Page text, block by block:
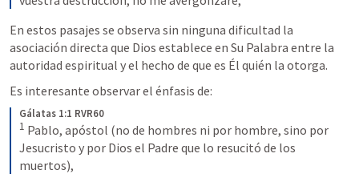
En estos pasajes se observa sin ninguna dificultad la
asociación directa que Dios establece en Su Palabra entre la
autoridad espiritual y el hecho de que es Él quién la otorga.
Es interesante observar el énfasis de:
Gálatas 1:1 RVR60
1 Pablo, apóstol (no de hombres ni por hombre, sino por
Jesucristo y por Dios el Padre que lo resucitó de los
muertos),